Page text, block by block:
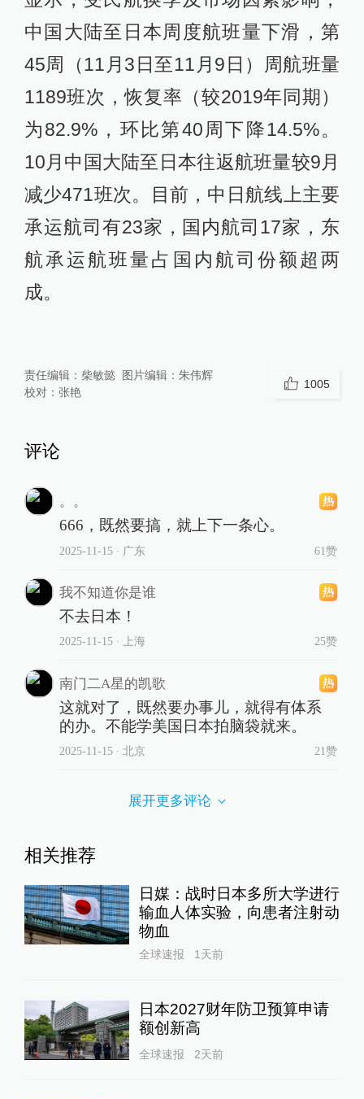
中国大陆至日本周度航班量下滑，第
45周（11月3日至11月9日）周航班量
1189班次，恢复率（较2019年同期）
为82.9%，环比第40周下降14.5%。
10月中国大陆至日本往返航班量较9月
减少471班次。目前，中日航线上主要
承运航司有23家，国内航司17家，东
航承运航班量占国内航司份额超两
成。
责任编辑： 柴敏懿 图片编辑： 朱伟辉
校对： 张艳
1005
评论
。。
666，既然要搞，就上下一条心。
2025-11-15∙ 广东 61赞
我不知道你是谁
不去日本！
2025-11-15∙ 上海 25赞
南门二A星的凯歌
这就对了，既然要办事儿，就得有体系
的办。不能学美国日本拍脑袋就来。
2025-11-15∙ 北京 21赞
展开更多评论
相关推荐
日媒：战时日本多所大学进行
输血人体实验，向患者注射动
物血
全球速报 1天前
日本2027财年防卫预算申请
额创新高
全球速报 2天前